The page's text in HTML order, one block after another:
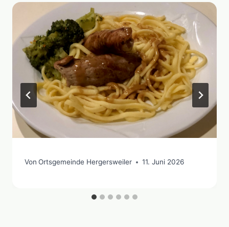
Von Ortsgemeinde Hergersweiler 11. Juni 2026